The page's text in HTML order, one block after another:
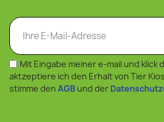
Mit Eingabe meiner e-mail und klick
aktzeptiere ich den Erhalt von Tier
stimme den AGB und der